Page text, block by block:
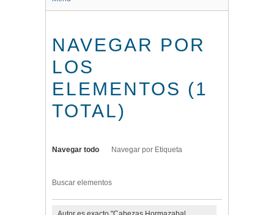
NAVEGAR POR
LOS
ELEMENTOS (1
TOTAL)
Navegar todo Navegar por Etiqueta
Buscar elementos